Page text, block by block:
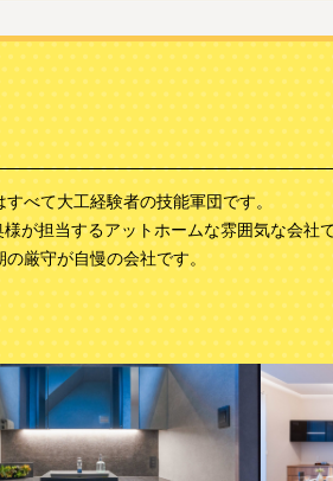
べて大工経験者の技能軍団です。
が担当するアットホームな雰囲気な会社で
厳守が自慢の会社です。